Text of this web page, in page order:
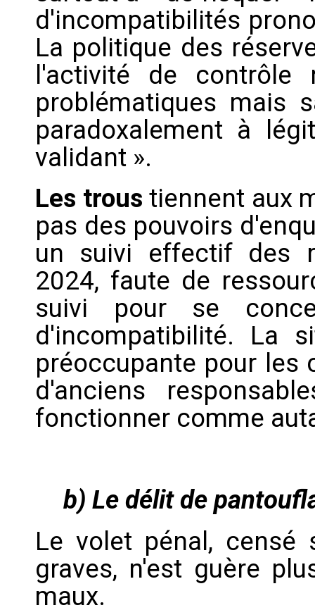
d'incompatibilités
La politique des
l'activité de
problématiques mais
paradoxalement à
validant ».
Les trous tiennent aux
pas des pouvoirs
un suivi effectif des
2024, faute de
suivi pour se
d'incompatibilité. La
préoccupante pour les
d'anciens
fonctionner comme
b) Le délit de
Le volet pénal, censé
graves, n'est guère
maux.